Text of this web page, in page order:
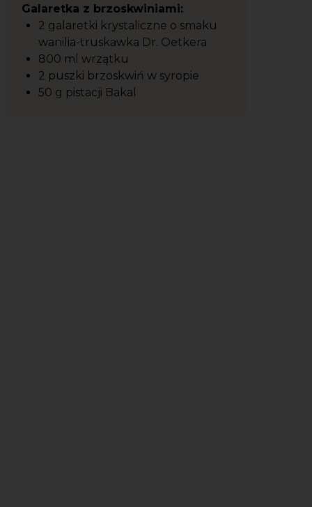
Galaretka z brzoskwiniami:
2 galaretki krystaliczne o smaku
wanilia-truskawka Dr. Oetkera
800 ml wrzątku
2 puszki brzoskwiń w syropie
50 g pistacji Bakal